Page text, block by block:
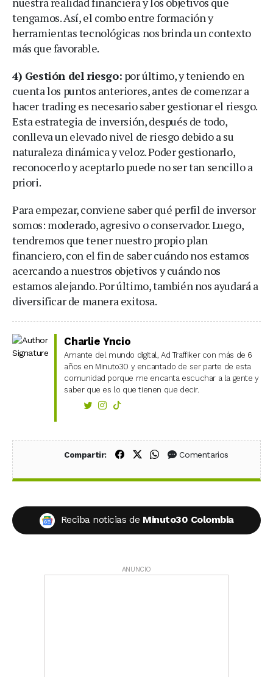
tengamos. Así, el combo entre formación y
herramientas tecnológicas nos brinda un contexto
más que favorable.
4) Gestión del riesgo: por último, y teniendo en
cuenta los puntos anteriores, antes de comenzar a
hacer trading es necesario saber gestionar el riesgo.
Esta estrategia de inversión, después de todo,
conlleva un elevado nivel de riesgo debido a su
naturaleza dinámica y veloz. Poder gestionarlo,
reconocerlo y aceptarlo puede no ser tan sencillo a
priori.
Para empezar, conviene saber qué perfil de inversor
somos: moderado, agresivo o conservador. Luego,
tendremos que tener nuestro propio plan
financiero, con el fin de saber cuándo nos estamos
acercando a nuestros objetivos y cuándo nos
estamos alejando. Por último, también nos ayudará a
diversificar de manera exitosa.
Charlie Yncio
Amante del mundo digital, Ad Traffiker con más de 6
años en Minuto30 y encantado de ser parte de esta
comunidad porque me encanta escuchar a la gente y
saber que es lo que tienen que decir.
Compartir: Compartir en Facebook
Compartir en X (Twitter)
Compartir en WhatsApp
Comentarios
Reciba noticias de Minuto30 Colombia
ANUNCIO